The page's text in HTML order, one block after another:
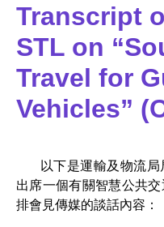
Transcript
STL on
Travel for
Vehicles”
以下是運輸及物流局
出席一個有關智慧公共
排會見傳媒的談話內容：